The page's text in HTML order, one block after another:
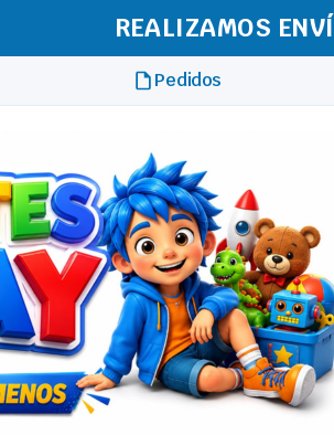
REALIZAMOS
Pedidos